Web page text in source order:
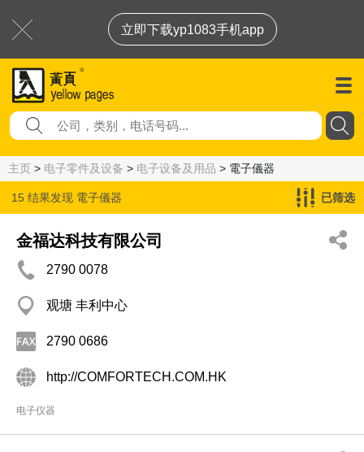
立即下载yp1083手机app
主页 > 电子零件及设备 > 电子设备及用品 > 電子儀器
15 结果发现 電子儀器 已筛选
金福达科技有限公司
2790 0078
观塘 丰利中心
2790 0686
http://COMFORTECH.COM.HK
电子仪器